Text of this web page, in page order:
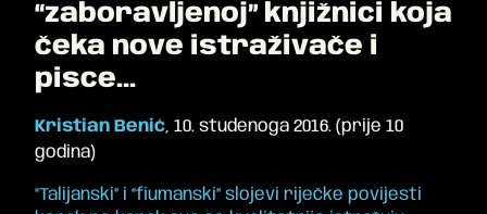
“zaboravljenoj” knjižnici koja
čeka nove istraživače i
pisce…
Kristian Benić, 10. studenoga 2016. (prije 10
godina)
“Talijanski” i “fiumanski” slojevi riječke povijesti